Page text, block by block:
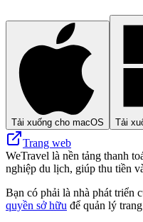
Tải xuống cho macOS Tải
Trang web
WeTravel là nền tảng thanh
nghiệp du lịch, giúp thu tiền
Bạn có phải là nhà phát triển
quyền sở hữu để quản lý